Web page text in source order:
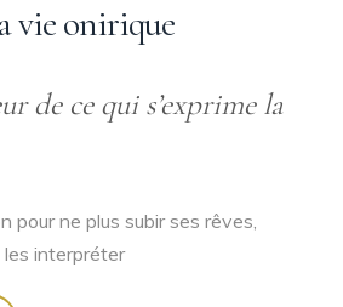
vie onirique
de ce qui s’exprime la
pour ne plus subir ses rêves,
interpréter